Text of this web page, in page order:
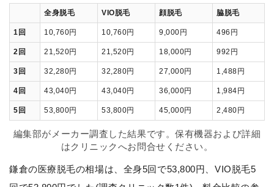
全身脱毛 VIO脱毛 顔脱毛 脇脱毛
1回 10,760円 10,760円 9,000円 496円
2回 21,520円 21,520円 18,000円 992円
3回 32,280円 32,280円 27,000円 1,488円
4回 43,040円 43,040円 36,000円 1,984円
5回 53,800円 53,800円 45,000円 2,480円
編集部がメーカー調査した結果です。保有機器および詳細
はクリニックへお問合せください。
鎌倉の医療脱毛の相場は、全身5回で53,800円、VIO脱毛5